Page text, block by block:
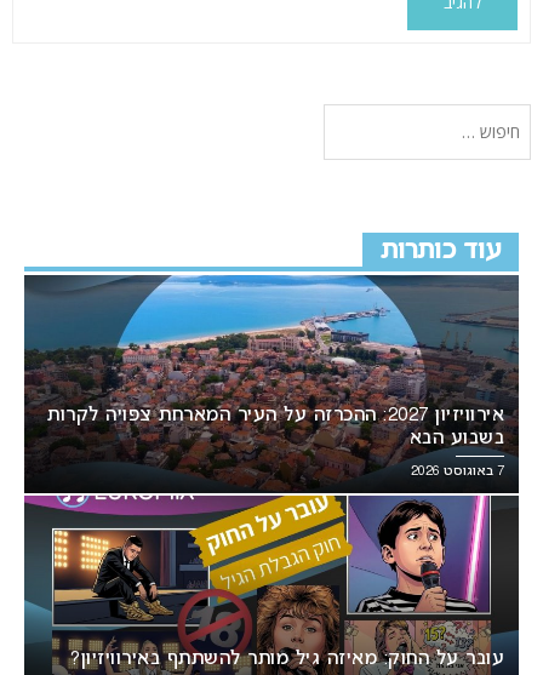
עוד כותרות
אירוויזיון 2027: ההכרזה על העיר המארחת צפויה לקרות
בשבוע הבא
7 באוגוסט 2026
עובר על החוק: מאיזה גיל מותר להשתתף באירוויזיון?